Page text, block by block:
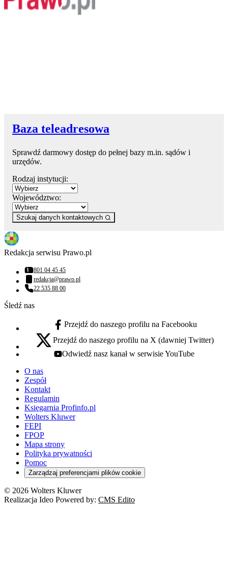
Baza teleadresowa
Sprawdź darmowy dostęp do pełnej bazy m.in. sądów i
urzędów.
Rodzaj instytucji:
Województwo:
Szukaj danych kontaktowych
Redakcja serwisu Prawo.pl
Numer telefonu:
801 04 45 45
Adres email:
redakcja@prawo.pl
Numer telefonu:
22 535 88 00
Śledź nas
facebook - otwiera się w nowej karcie
Przejdź do naszego profilu na Facebooku
x - otwiera się w nowej karcie
Przejdź do naszego profilu na X (dawniej Twitter)
youtube - otwiera się w nowej karcie
Odwiedź nasz kanał w serwisie YouTube
O nas
Zespół
Kontakt
Regulamin
Księgarnia Profinfo.pl
Wolters Kluwer
FEPI
FPOP
Mapa strony
Polityka prywatności
Pomoc
Zarządzaj preferencjami plików cookie
© 2026 Wolters Kluwer
Realizacja Ideo Powered by: CMS Edito